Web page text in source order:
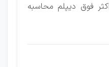
فوق دیپلم محاسبه